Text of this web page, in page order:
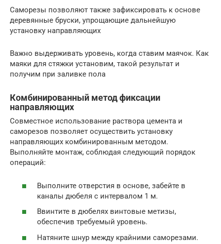
Саморезы позволяют также зафиксировать к основе
деревянные бруски, упрощающие дальнейшую
установку направляющих
Важно выдерживать уровень, когда ставим маячок. Как
маяки для стяжки установим, такой результат и
получим при заливке пола
Комбинированный метод фиксации
направляющих
Совместное использование раствора цемента и
саморезов позволяет осуществить установку
направляющих комбинированным методом.
Выполняйте монтаж, соблюдая следующий порядок
операций:
Выполните отверстия в основе, забейте в
каналы дюбеля с интервалом 1 м.
Ввинтите в дюбелях винтовые метизы,
обеспечив требуемый уровень.
Натяните шнур между крайними саморезами.